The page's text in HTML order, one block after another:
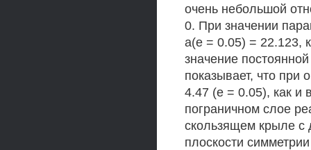
очень небольшой
0. При значении
а(е = 0.05) = 22.123,
значение
показывает, что при
4.47 (е = 0.05), как
пограничном слое
скользящем крыле с
плоскости